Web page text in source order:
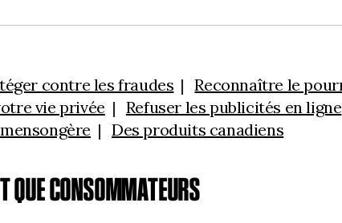
contre les fraudes Reconnaître le
vie privée
Refuser les publicités en ligne
Des produits canadiens
QUE CONSOMMATEURS